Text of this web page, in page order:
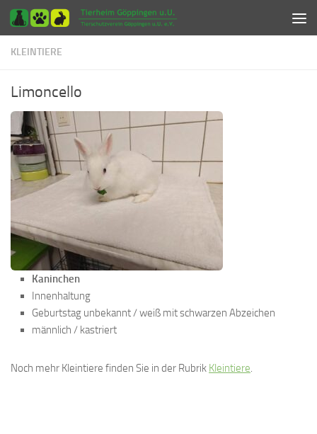
Zum Inhalt springen
KLEINTIERE
Limoncello
Kaninchen
Innenhaltung
Geburtstag unbekannt / weiß mit schwarzen Abzeichen
männlich / kastriert
Noch mehr Kleintiere finden Sie in der Rubrik Kleintiere.